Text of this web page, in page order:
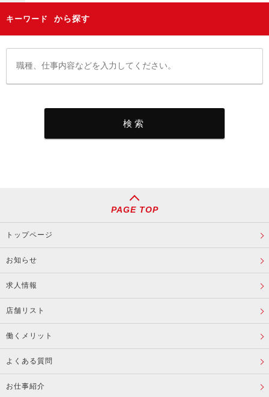
キーワード から探す
PAGE TOP
トップページ
お知らせ
求人情報
店舗リスト
働くメリット
よくある質問
お仕事紹介